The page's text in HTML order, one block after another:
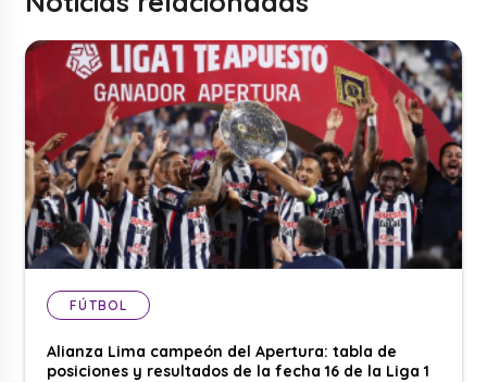
FÚTBOL
Alianza Lima campeón del Apertura: tabla de
posiciones y resultados de la fecha 16 de la Liga 1